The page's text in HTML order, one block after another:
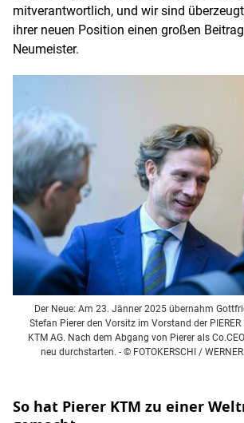
mitverantwortlich, und wir sind
ihrer neuen Position einen großen
Neumeister.
Der Neue: Am 23. Jänner 2025 übernahm
Stefan Pierer den Vorsitz im Vorstand der
KTM AG. Nach dem Abgang von Pierer als
neu durchstarten. - © FOTOKERSCHI /
So hat Pierer KTM zu einer